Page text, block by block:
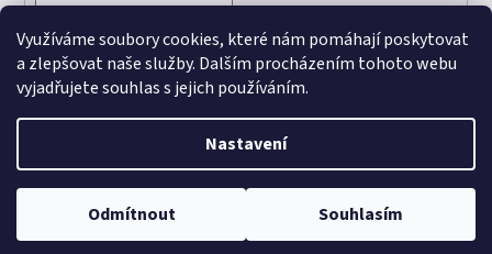
Využíváme soubory cookies, které nám pomáhají poskytovat
a zlepšovat naše služby. Dalším procházením tohoto webu
vyjadřujete souhlas s jejich používáním.
Nastavení
Odmítnout Souhlasím
údajů
PŘIHLÁSIT SE
Vytvořil Shoptet
Copyright 2026Gang Shop . Všechna práva vyhrazena.